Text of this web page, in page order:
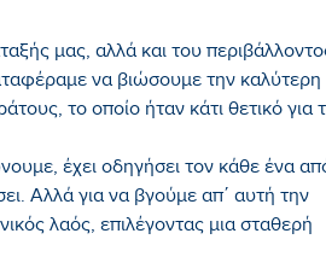
μας, αλλά και του
να βιώσουμε την καλύτερη
το οποίο ήταν κάτι θετικό για
έχει οδηγήσει τον κάθε ένα
Αλλά για να βγούμε απ΄ αυτή την
λαός, επιλέγοντας μια σταθερή